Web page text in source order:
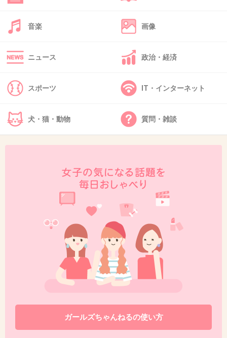
43. 匿名 2013/10/18(金) 20:56:12
徒歩で1時間って笑
44. 匿名 2013/10/18(金) 21:00:18
43
私が初めて長崎に来たときに案内されました。
なんか感動しましたあの時！
今まで東京に住んでて優しさなんか感じれなか
ったけど長崎にきてポカポカします
45. 匿名2013/10/18(金) 21:12:26
長崎の人が親切なのは（もちろん人によるかも
音楽 画像
ニュース 政治・経済
スポーツ IT・インターネット
犬・猫・動物 質問・雑談
ガールズちゃんねるの使い方